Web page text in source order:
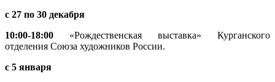
с 27 по 30 декабря
10:00-18:00 «Рождественская выставка» Курганского
отделения Союза художников России.
с 5 января